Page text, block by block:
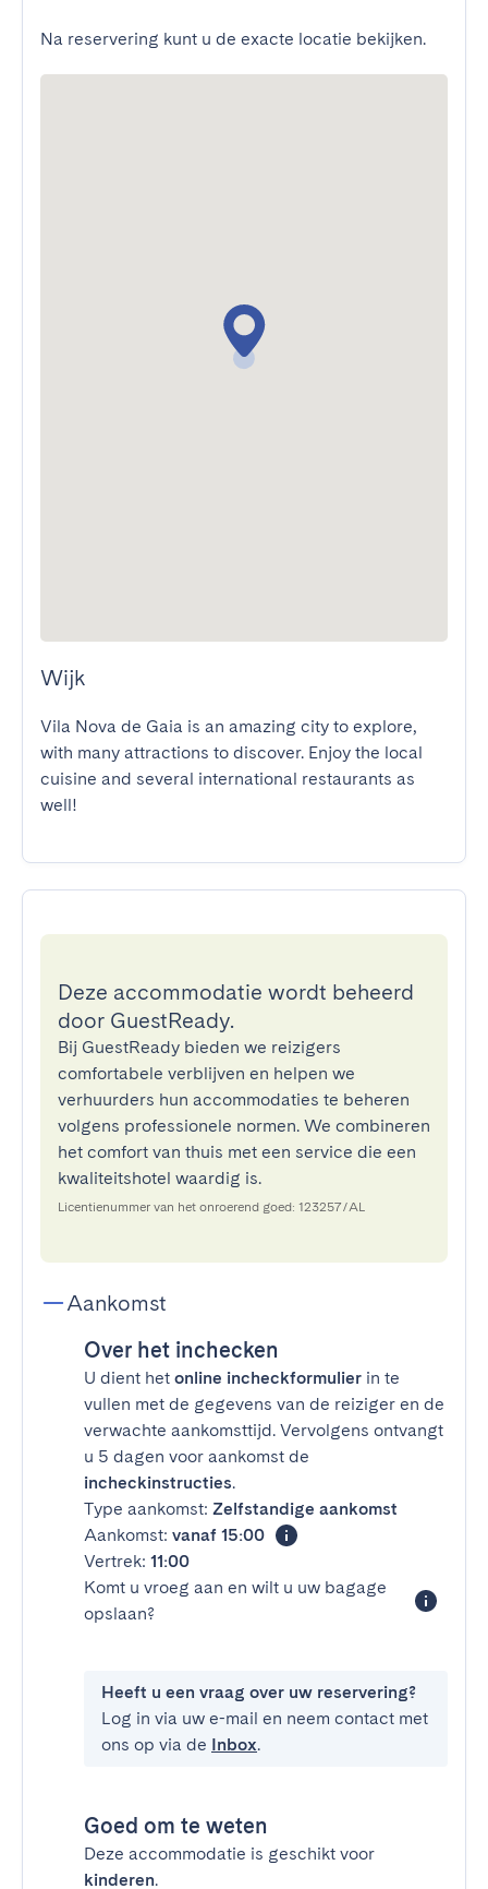
Na reservering kunt u de exacte locatie bekijken.
Wijk
Vila Nova de Gaia is an amazing city to explore,
with many attractions to discover. Enjoy the local
cuisine and several international restaurants as
well!
Deze accommodatie wordt beheerd
door GuestReady.
Bij GuestReady bieden we reizigers
comfortabele verblijven en helpen we
verhuurders hun accommodaties te beheren
volgens professionele normen. We combineren
het comfort van thuis met een service die een
kwaliteitshotel waardig is.
Licentienummer van het onroerend goed: 123257/AL
Aankomst
Over het inchecken
U dient het online incheckformulier in te
vullen met de gegevens van de reiziger en de
verwachte aankomsttijd. Vervolgens ontvangt
u 5 dagen voor aankomst de
incheckinstructies.
Type aankomst: Zelfstandige aankomst
Aankomst: vanaf 15:00
Vertrek: 11:00
Komt u vroeg aan en wilt u uw bagage
opslaan?
Heeft u een vraag over uw reservering?
Log in via uw e-mail en neem contact met
ons op via de Inbox.
Goed om te weten
Deze accommodatie is geschikt voor
kinderen.